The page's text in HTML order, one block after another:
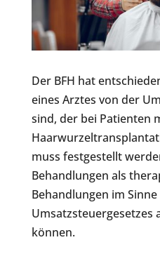
Der BFH hat
eines Arztes von der
sind, der bei Patienten
muss festgestellt
Behandlungen als
Behandlungen im Sinne
Umsatzsteuergesetzes
können.